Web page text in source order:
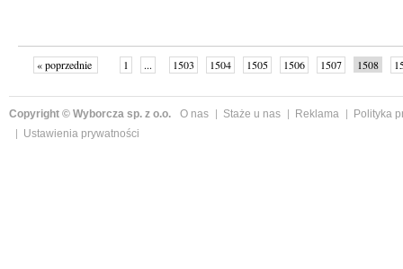
« poprzednie 1 ... 1503 1504 1505 1506 1507 1508
Copyright © Wyborcza sp. z o.o. O nas Staże u nas Reklama
Polityka
Ustawienia prywatności